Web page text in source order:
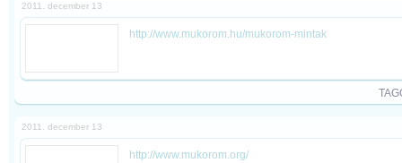
2011. december 13
http://www.mukorom.hu/mukorom-mintak
2011. december 13
http://www.mukorom.org/